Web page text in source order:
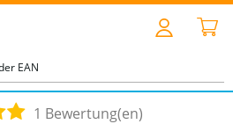
1 Bewertung(en)